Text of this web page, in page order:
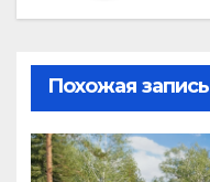
Похожая запись